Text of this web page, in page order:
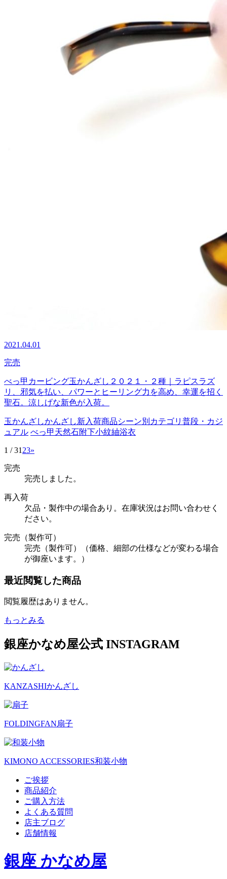
2021.04.01
完売
べっ甲カービング玉かんざし２０２１・２種｜ラピスラズ
リ、邪気を払い、パワーとヒーリング力を高め、幸運を招く
聖石。涼しげな新色が入荷。
玉かんざしかんざし新入荷商品シーン別カテゴリ 普段・カジ
ュアル べっ甲 天然石附下小紋紬浴衣
1 / 31 23»
完売
完売しました。
再入荷
欠品・製作中の場合あり。在庫状況はお問い合わせく
ださい。
完売（製作可）
完売（製作可）（価格、細部の仕様などが変わる場合
が御座います。）
最近閲覧した商品
閲覧履歴はありません。
もっとみる
銀座かなめ屋公式 INSTAGRAM
KANZASHIかんざし
FOLDINGFAN扇子
KIMONO ACCESSORIES和装小物
ご挨拶
商品紹介
ご購入方法
よくある質問
店主ブログ
店舗情報
銀座 かなめ屋